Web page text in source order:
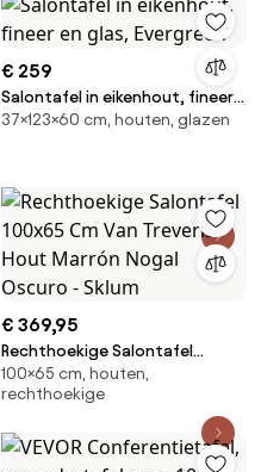
€ 259
Salontafel in eikenhout, fineer
en glas, Evergreen
37×123×60 cm, houten, glazen
€ 369,95
Rechthoekige Salontafel
100x65 Cm Van Treveris Hout
Marrón Nogal Oscuro - Sklum
100×65 cm, houten,
rechthoekige